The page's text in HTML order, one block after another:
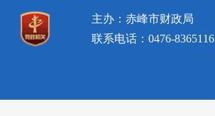
主办：赤峰市财政局
联系电话：0476-8365116